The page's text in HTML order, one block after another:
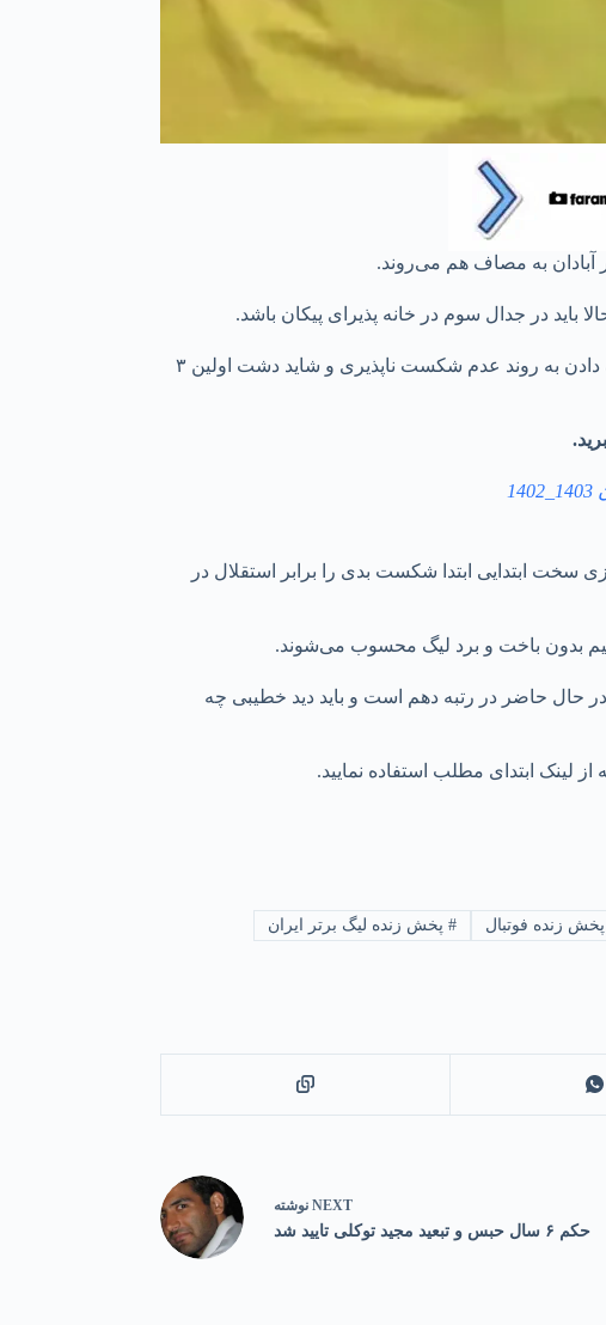
باید در جدال سوم در خانه پذیرای پیکان باشد.
اما پیکان به همراه نساجی دو تیم بدون برد و بدون باخت لیگ در پایان هفته دوم لیگ برتر هستند و حالا شاگردان خطیبی با تفکر ادامه دادن به روند عدم شکست ناپذیری و شاید دشت اولین ۳
ابتدایی ابتدا شکست بدی را برابر استقلال در
حال حاضر در رتبه دهم است و باید دید خطیبی چه
لینک ابتدای مطلب استفاده نمایید.
پخش زنده فوتبال # پخش زنده لیگ برتر ایران
NEXT نوشته
حکم ۶ سال حبس و تبعید مجید توکلی تایید شد